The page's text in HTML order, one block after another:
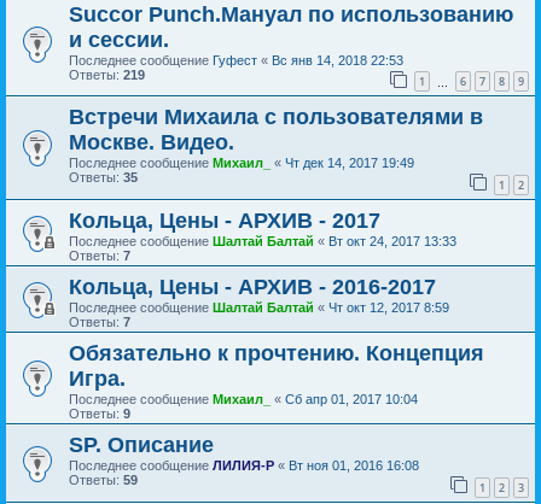
Succor Punch.Мануал по использованию
и сессии.
Последнее сообщение Гуфест « Вс янв 14, 2018 22:53
Ответы: 219 1 6 7 8 9
Встречи Михаила с пользователями в
Москве. Видео.
Последнее сообщение Михаил_ « Чт дек 14, 2017 19:49
Ответы: 35 1 2
Кольца, Цены - АРХИВ - 2017
Последнее сообщение Шалтай Балтай « Вт окт 24, 2017 13:33
Ответы: 7
Кольца, Цены - АРХИВ - 2016-2017
Последнее сообщение Шалтай Балтай « Чт окт 12, 2017 8:59
Ответы: 7
Обязательно к прочтению. Концепция
Игра.
Последнее сообщение Михаил_ « Сб апр 01, 2017 10:04
Ответы: 9
SP. Описание
Последнее сообщение ЛИЛИЯ-Р « Вт ноя 01, 2016 16:08
Ответы: 59 1 2 3